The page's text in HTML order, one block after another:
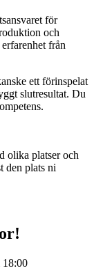
för
och
från
ett förinspelat
slutresultat. Du
olika platser och
den plats ni
18:00